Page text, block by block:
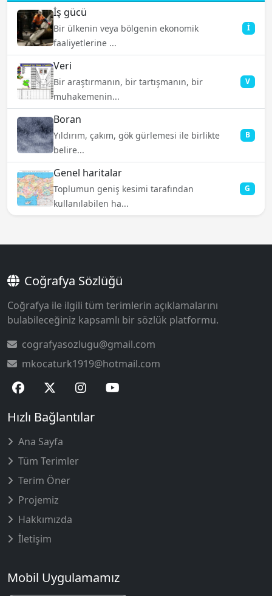
İş gücü
Bir ülkenin veya bölgenin ekonomik
faaliyetlerine ...
İ
Veri
Bir araştırmanın, bir tartışmanın, bir
muhakemenin...
V
Boran
Yıldırım, çakım, gök gürlemesi ile birlikte
belire...
B
Genel haritalar
Toplumun geniş kesimi tarafından
kullanılabilen ha...
G
Coğrafya Sözlüğü
Coğrafya ile ilgili tüm terimlerin açıklamalarını
bulabileceğiniz kapsamlı bir sözlük platformu.
cografyasozlugu@gmail.com
mkocaturk1919@hotmail.com
Hızlı Bağlantılar
Ana Sayfa
Tüm Terimler
Terim Öner
Projemiz
Hakkımızda
İletişim
Mobil Uygulamamız